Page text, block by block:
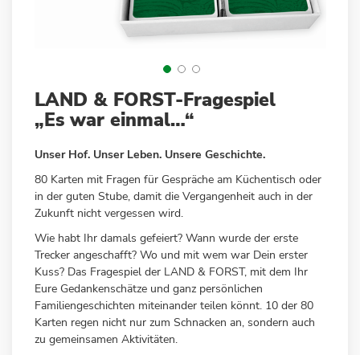
Anfang
der
springen
LAND & FORST-Fragespiel
„Es war einmal…“
Unser Hof. Unser Leben. Unsere Geschichte.
80 Karten mit Fragen für Gespräche am Küchentisch oder
in der guten Stube, damit die Vergangenheit auch in der
Zukunft nicht vergessen wird.
Wie habt Ihr damals gefeiert? Wann wurde der erste
Trecker angeschafft? Wo und mit wem war Dein erster
Kuss? Das Fragespiel der LAND & FORST, mit dem Ihr
Eure Gedankenschätze und ganz persönlichen
Familiengeschichten miteinander teilen könnt. 10 der 80
Karten regen nicht nur zum Schnacken an, sondern auch
zu gemeinsamen Aktivitäten.